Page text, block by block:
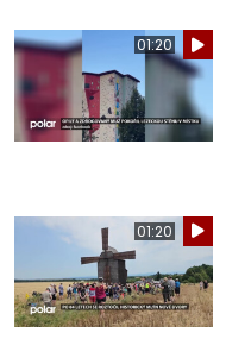
01:20
01:20